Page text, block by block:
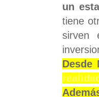
un
tiene
sirven
Desde